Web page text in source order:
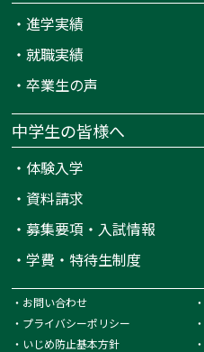
・進学実績
・就職実績
・卒業生の声
中学生の皆様へ
・ 体験入学
・ 資料請求
・募集要項・入試情報
・学費・特待生制度
・ お問い合わせ ・
・ プライバシーポリシー ・
・ いじめ防止基本方針 ・